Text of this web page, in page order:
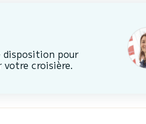
disposition pour
votre croisière.